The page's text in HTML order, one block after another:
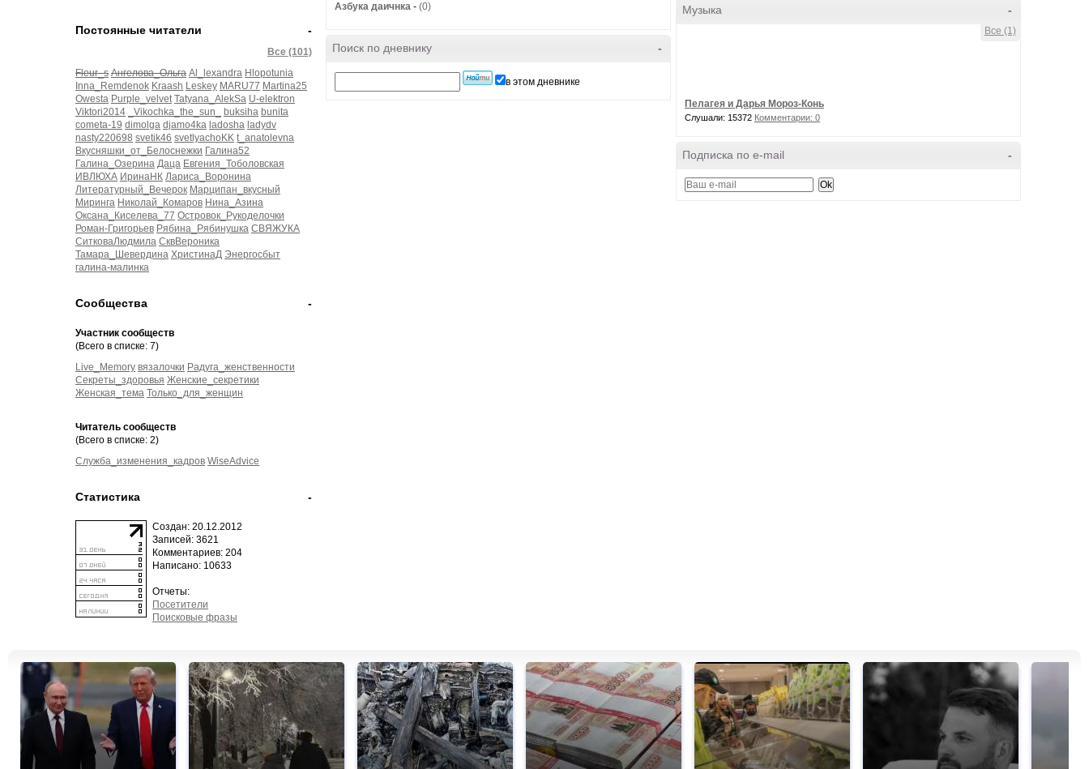
-
Постоянные читатели
Все (101)
Fleur_s Ангелова_Ольга Al_lexandra Hlopotunia
Inna_Remdenok Kraash Leskey MARU77 Martina25
Owesta Purple_velvet Tatyana_AlekSa U-elektron
Viktori2014
_Vikochka_the_sun_ buksiha bunita
cometa-19 dimolga djamo4ka ladosha ladydv
nasty220698 svetik46 svetlyachoKK t_anatolevna
Вкусняшки_от_Белоснежки Галина52
Галина_Озерина Даца Евгения_Тоболовская
ИВЛЮХА ИринаНК Лариса_Воронина
Литературный_Вечерок Марципан_вкусный
Миринга Николай_Комаров Нина_Азина
Оксана_Киселева_77 Островок_Рукоделочки
Роман-Григорьев Рябина_Рябинушка СВЯЖУКА
СитковаЛюдмила СквВероника
Тамара_Шевердина ХристинаД Энергосбыт
галина-малинка
-
Сообщества
Участник сообществ
(Всего в списке: 7)
Live_Memory вязалочки Радуга_женственности
Секреты_здоровья Женские_секретики
Женская_тема Только_для_женщин
Читатель сообществ
(Всего в списке: 2)
Служба_изменения_кадров WiseAdvice
-
Статистика
Создан: 20.12.2012
Записей: 3621
Комментариев: 204
Написано: 10633
Отчеты:
Посетители
Поисковые фразы
Азбука даичнка - (0)
-
Поиск по дневнику
в этом дневнике
-
Музыка
Все (1)
Пелагея и Дарья Мороз-Конь
Слушали: 15372 Комментарии: 0
-
Подписка по e-mail